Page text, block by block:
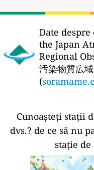
Date
the Japan
Regional
汚染物質広
(
Cunoașteți stații
dvs.? de ce să nu
stație